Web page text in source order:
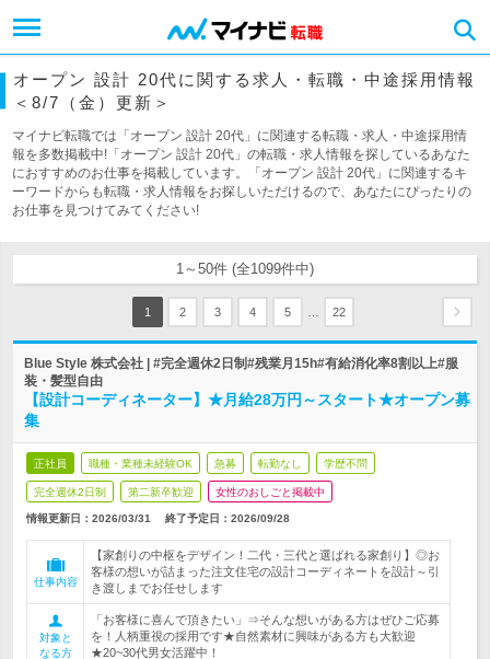
オープン 設計 20代に関する求人・転職・中途採用情報
＜8/7（金）更新＞
マイナビ転職では「オープン 設計 20代」に関連する転職・求人・中途採用情
報を多数掲載中!「オープン 設計 20代」の転職・求人情報を探しているあなた
におすすめのお仕事を掲載しています。「オープン 設計 20代」に関連するキ
ーワードからも転職・求人情報をお探しいただけるので、あなたにぴったりの
お仕事を見つけてみてください!
1～50件 (全1099件中)
1 2 3 4 5 22
Blue Style 株式会社 | #完全週休2日制#残業月15h#有給消化率8割以上#服
装・髪型自由
【設計コーディネーター】★月給28万円～スタート★オープン募
集
正社員 職種・業種未経験OK 急募 転勤なし 学歴不問
完全週休2日制 第二新卒歓迎 女性のおしごと掲載中
情報更新日：2026/03/31 終了予定日： 2026/09/28
仕事内容
【家創りの中枢をデザイン！二代・三代と選ばれる家創り】◎お
客様の想いが詰まった注文住宅の設計コーディネートを設計～引
き渡しまでお任せします
対象と
なる方
「お客様に喜んで頂きたい」⇒そんな想いがある方はぜひご応募
を！人柄重視の採用です★自然素材に興味がある方も大歓迎
★20~30代男女活躍中！